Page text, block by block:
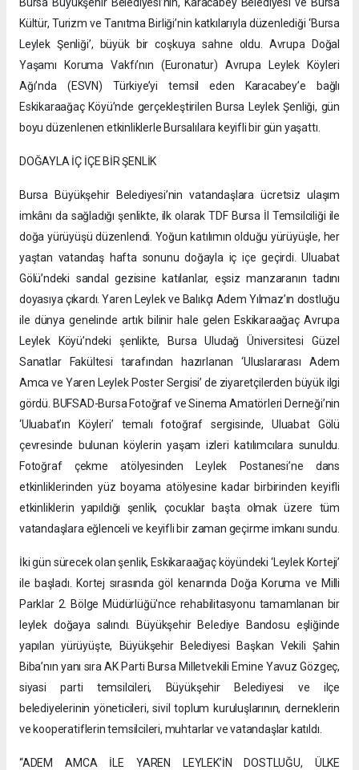
Kültür, Turizm ve Tanıtma Birliği’nin katkılarıyla düzenlediği ‘Bursa
Leylek Şenliği’, büyük bir coşkuya sahne oldu. Avrupa Doğal
Yaşamı Koruma Vakfı’nın (Euronatur) Avrupa Leylek Köyleri
Ağı’nda (ESVN) Türkiye’yi temsil eden Karacabey’e bağlı
Eskikaraağaç Köyü’nde gerçekleştirilen Bursa Leylek Şenliği, gün
boyu düzenlenen etkinliklerle Bursalılara keyifli bir gün yaşattı.
DOĞAYLA İÇ İÇE BİR ŞENLİK
Bursa Büyükşehir Belediyesi’nin vatandaşlara ücretsiz ulaşım
imkânı da sağladığı şenlikte, ilk olarak TDF Bursa İl Temsilciliği ile
doğa yürüyüşü düzenlendi. Yoğun katılımın olduğu yürüyüşle, her
yaştan vatandaş hafta sonunu doğayla iç içe geçirdi. Uluabat
Gölü’ndeki sandal gezisine katılanlar, eşsiz manzaranın tadını
doyasıya çıkardı. Yaren Leylek ve Balıkçı Adem Yılmaz’ın dostluğu
ile dünya genelinde artık bilinir hale gelen Eskikaraağaç Avrupa
Leylek Köyü’ndeki şenlikte, Bursa Uludağ Üniversitesi Güzel
Sanatlar Fakültesi tarafından hazırlanan ‘Uluslararası Adem
Amca ve Yaren Leylek Poster Sergisi’ de ziyaretçilerden büyük ilgi
gördü. BUFSAD-Bursa Fotoğraf ve Sinema Amatörleri Derneği’nin
‘Uluabat’ın Köyleri’ temalı fotoğraf sergisinde, Uluabat Gölü
çevresinde bulunan köylerin yaşam izleri katılımcılara sunuldu.
Fotoğraf çekme atölyesinden Leylek Postanesi’ne dans
etkinliklerinden yüz boyama atölyesine kadar birbirinden keyifli
etkinliklerin yapıldığı şenlik, çocuklar başta olmak üzere tüm
vatandaşlara eğlenceli ve keyifli bir zaman geçirme imkanı sundu.
İki gün sürecek olan şenlik, Eskikaraağaç köyündeki ‘Leylek Korteji’
ile başladı. Kortej sırasında göl kenarında Doğa Koruma ve Milli
Parklar 2. Bölge Müdürlüğü'nce rehabilitasyonu tamamlanan bir
leylek doğaya salındı. Büyükşehir Belediye Bandosu eşliğinde
yapılan yürüyüşte, Büyükşehir Belediyesi Başkan Vekili Şahin
Biba’nın yanı sıra AK Parti Bursa Milletvekili Emine Yavuz Gözgeç,
siyasi parti temsilcileri, Büyükşehir Belediyesi ve ilçe
belediyelerinin yöneticileri, sivil toplum kuruluşlarının, derneklerin
ve kooperatiflerin temsilcileri, muhtarlar ve vatandaşlar katıldı.
“ADEM AMCA İLE YAREN LEYLEK’İN DOSTLUĞU, ÜLKE